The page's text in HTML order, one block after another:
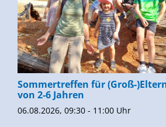
Sommertreffen für (Groß-
von 2-6 Jahren
06.08.2026, 09:30 - 11:00 Uhr